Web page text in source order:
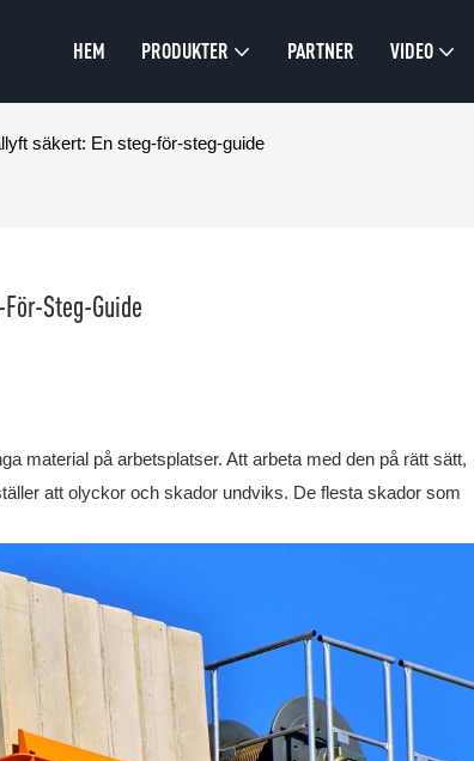
HEM PRODUKTER PARTNER VIDEO
säkert: En steg-för-steg-guide
Steg-Guide
material på arbetsplatser. Att arbeta med den på rätt sätt,
att olyckor och skador undviks. De flesta skador som